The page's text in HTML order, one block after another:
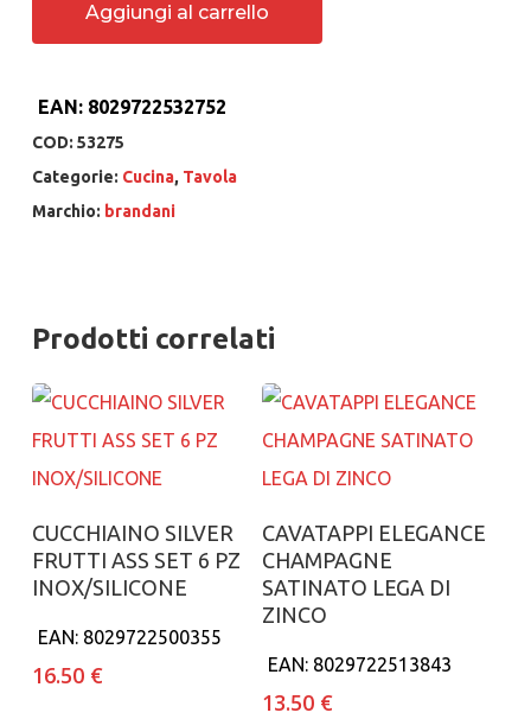
Aggiungi al carrello
EAN: 8029722532752
COD: 53275
Categorie: Cucina, Tavola
Marchio: brandani
Prodotti correlati
Aggiungi al carrello
CUCCHIAINO SILVER
FRUTTI ASS SET 6 PZ
INOX/SILICONE
EAN: 8029722500355
16.50 €
Aggiungi al carrello
CAVATAPPI ELEGANCE
CHAMPAGNE
SATINATO LEGA DI
ZINCO
EAN: 8029722513843
13.50 €